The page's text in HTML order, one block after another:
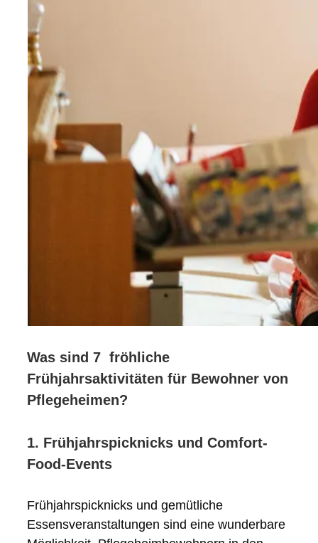
Was sind 7 fröhliche
Frühjahrsaktivitäten für Bewohner von
Pflegeheimen?
1. Frühjahrspicknicks und Comfort-
Food-Events
Frühjahrspicknicks und gemütliche
Essensveranstaltungen sind eine wunderbare